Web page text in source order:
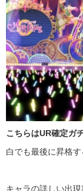
こちらはUR確定ガ
白でも最後に昇格す
キャラの詳しい出現